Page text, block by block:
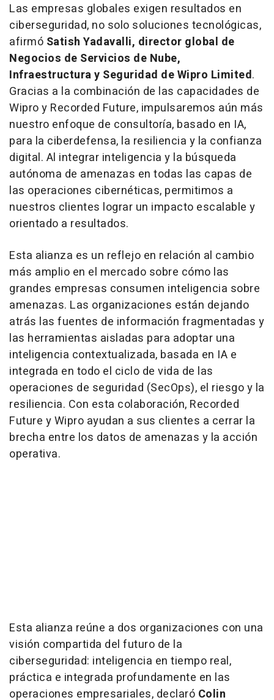
Las empresas globales exigen resultados en
ciberseguridad, no solo soluciones tecnológicas,
afirmó Satish Yadavalli, director global de
Negocios de Servicios de Nube,
Infraestructura y Seguridad de Wipro Limited.
Gracias a la combinación de las capacidades de
Wipro y Recorded Future, impulsaremos aún más
nuestro enfoque de consultoría, basado en IA,
para la ciberdefensa, la resiliencia y la confianza
digital. Al integrar inteligencia y la búsqueda
autónoma de amenazas en todas las capas de
las operaciones cibernéticas, permitimos a
nuestros clientes lograr un impacto escalable y
orientado a resultados.
Esta alianza es un reflejo en relación al cambio
más amplio en el mercado sobre cómo las
grandes empresas consumen inteligencia sobre
amenazas. Las organizaciones están dejando
atrás las fuentes de información fragmentadas y
las herramientas aisladas para adoptar una
inteligencia contextualizada, basada en IA e
integrada en todo el ciclo de vida de las
operaciones de seguridad (SecOps), el riesgo y la
resiliencia. Con esta colaboración, Recorded
Future y Wipro ayudan a sus clientes a cerrar la
brecha entre los datos de amenazas y la acción
operativa.
Esta alianza reúne a dos organizaciones con una
visión compartida del futuro de la
ciberseguridad: inteligencia en tiempo real,
práctica e integrada profundamente en las
operaciones empresariales, declaró Colin